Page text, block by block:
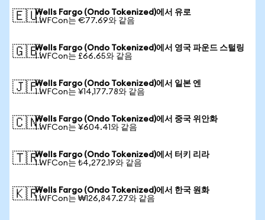
🇪🇺Wells Fargo (Ondo Tokenized)에서 유로
1 WFCon는 €77.69와 같음
🇬🇧Wells Fargo (Ondo Tokenized)에서 영국 파운드 스털링
1 WFCon는 £66.65와 같음
🇯🇵Wells Fargo (Ondo Tokenized)에서 일본 엔
1 WFCon는 ¥14,177.78와 같음
🇨🇳Wells Fargo (Ondo Tokenized)에서 중국 위안화
1 WFCon는 ¥604.41와 같음
🇹🇷Wells Fargo (Ondo Tokenized)에서 터키 리라
1 WFCon는 ₺4,272.19와 같음
🇰🇷Wells Fargo (Ondo Tokenized)에서 한국 원화
1 WFCon는 ₩126,847.27와 같음